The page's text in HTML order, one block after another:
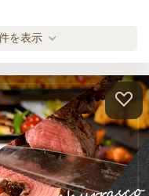
3,000円/人
プレミアムプラン
3,500円/人
牛・渾身のゴールドプラン
を表示